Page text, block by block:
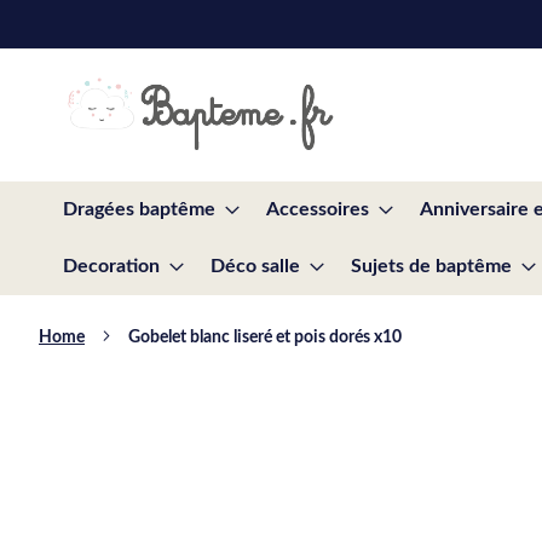
to
Dragées baptême Accessoires Anniversaire
Decoration Déco salle Sujets de baptême
Home Gobelet blanc liseré et pois dorés x10